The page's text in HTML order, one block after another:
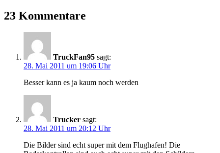
23 Kommentare
TruckFan95 sagt:
28. Mai 2011 um 19:06 Uhr
Besser kann es ja kaum noch werden
Trucker sagt:
28. Mai 2011 um 20:12 Uhr
Die Bilder sind echt super mit dem Flughafen! Die